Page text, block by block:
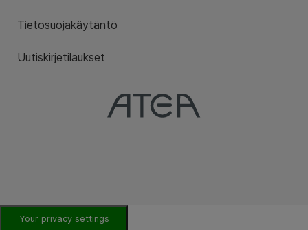
Tietosuojakäytäntö
Uutiskirjetilaukset
Your privacy settings